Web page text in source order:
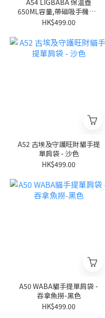
A54 LIGBABA 保温壺
650ML容量,帶磁吸手機圈 -
粉紅色
HK$499.00
A52 古埃及守護旺財貓手提
單肩袋 - 沙色
HK$499.00
A50 WABA貓手提單肩袋 -
吞拿魚撈-黑色
HK$499.00